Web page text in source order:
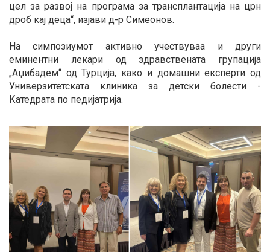
цел за развој на програма за трансплантација на црн
дроб кај деца“, изјави д-р Симеонов.
На симпозиумот активно учествуваа и други
еминентни лекари од здравствената групација
„Аџибадем“ од Турција, како и домашни експерти од
Универзитетската клиника за детски болести -
Катедрата по педијатрија.